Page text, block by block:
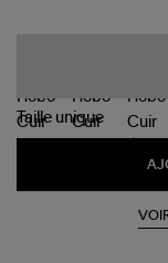
Taille unique